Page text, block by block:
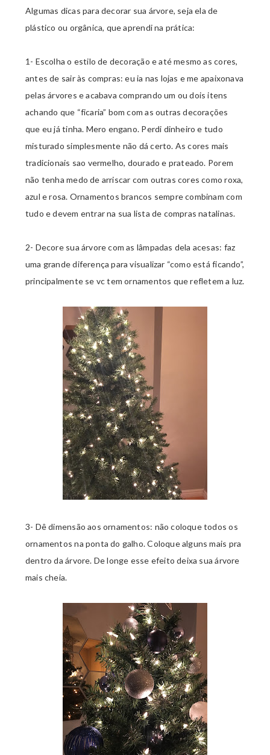
Algumas dicas para decorar sua árvore, seja ela de
plástico ou orgânica, que aprendi na prática:
1- Escolha o estilo de decoração e até mesmo as cores,
antes de sair às compras: eu ia nas lojas e me apaixonava
pelas árvores e acabava comprando um ou dois itens
achando que “ficaria” bom com as outras decorações
que eu já tinha. Mero engano. Perdi dinheiro e tudo
misturado simplesmente não dá certo. As cores mais
tradicionais sao vermelho, dourado e prateado. Porem
não tenha medo de arriscar com outras cores como roxa,
azul e rosa. Ornamentos brancos sempre combinam com
tudo e devem entrar na sua lista de compras natalinas.
2- Decore sua árvore com as lâmpadas dela acesas: faz
uma grande diferença para visualizar “como está ficando”,
principalmente se vc tem ornamentos que refletem a luz.
3- Dê dimensão aos ornamentos: não coloque todos os
ornamentos na ponta do galho. Coloque alguns mais pra
dentro da árvore. De longe esse efeito deixa sua árvore
mais cheia.